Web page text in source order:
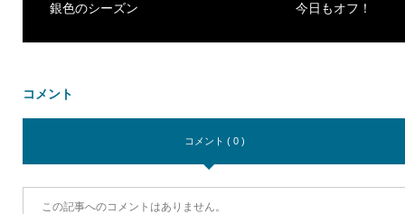
銀色のシーズン 今日もオフ！
コメント
コメント ( 0 )
この記事へのコメントはありません。